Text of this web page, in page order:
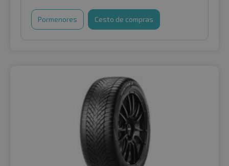
Pormenores Cesto de compras